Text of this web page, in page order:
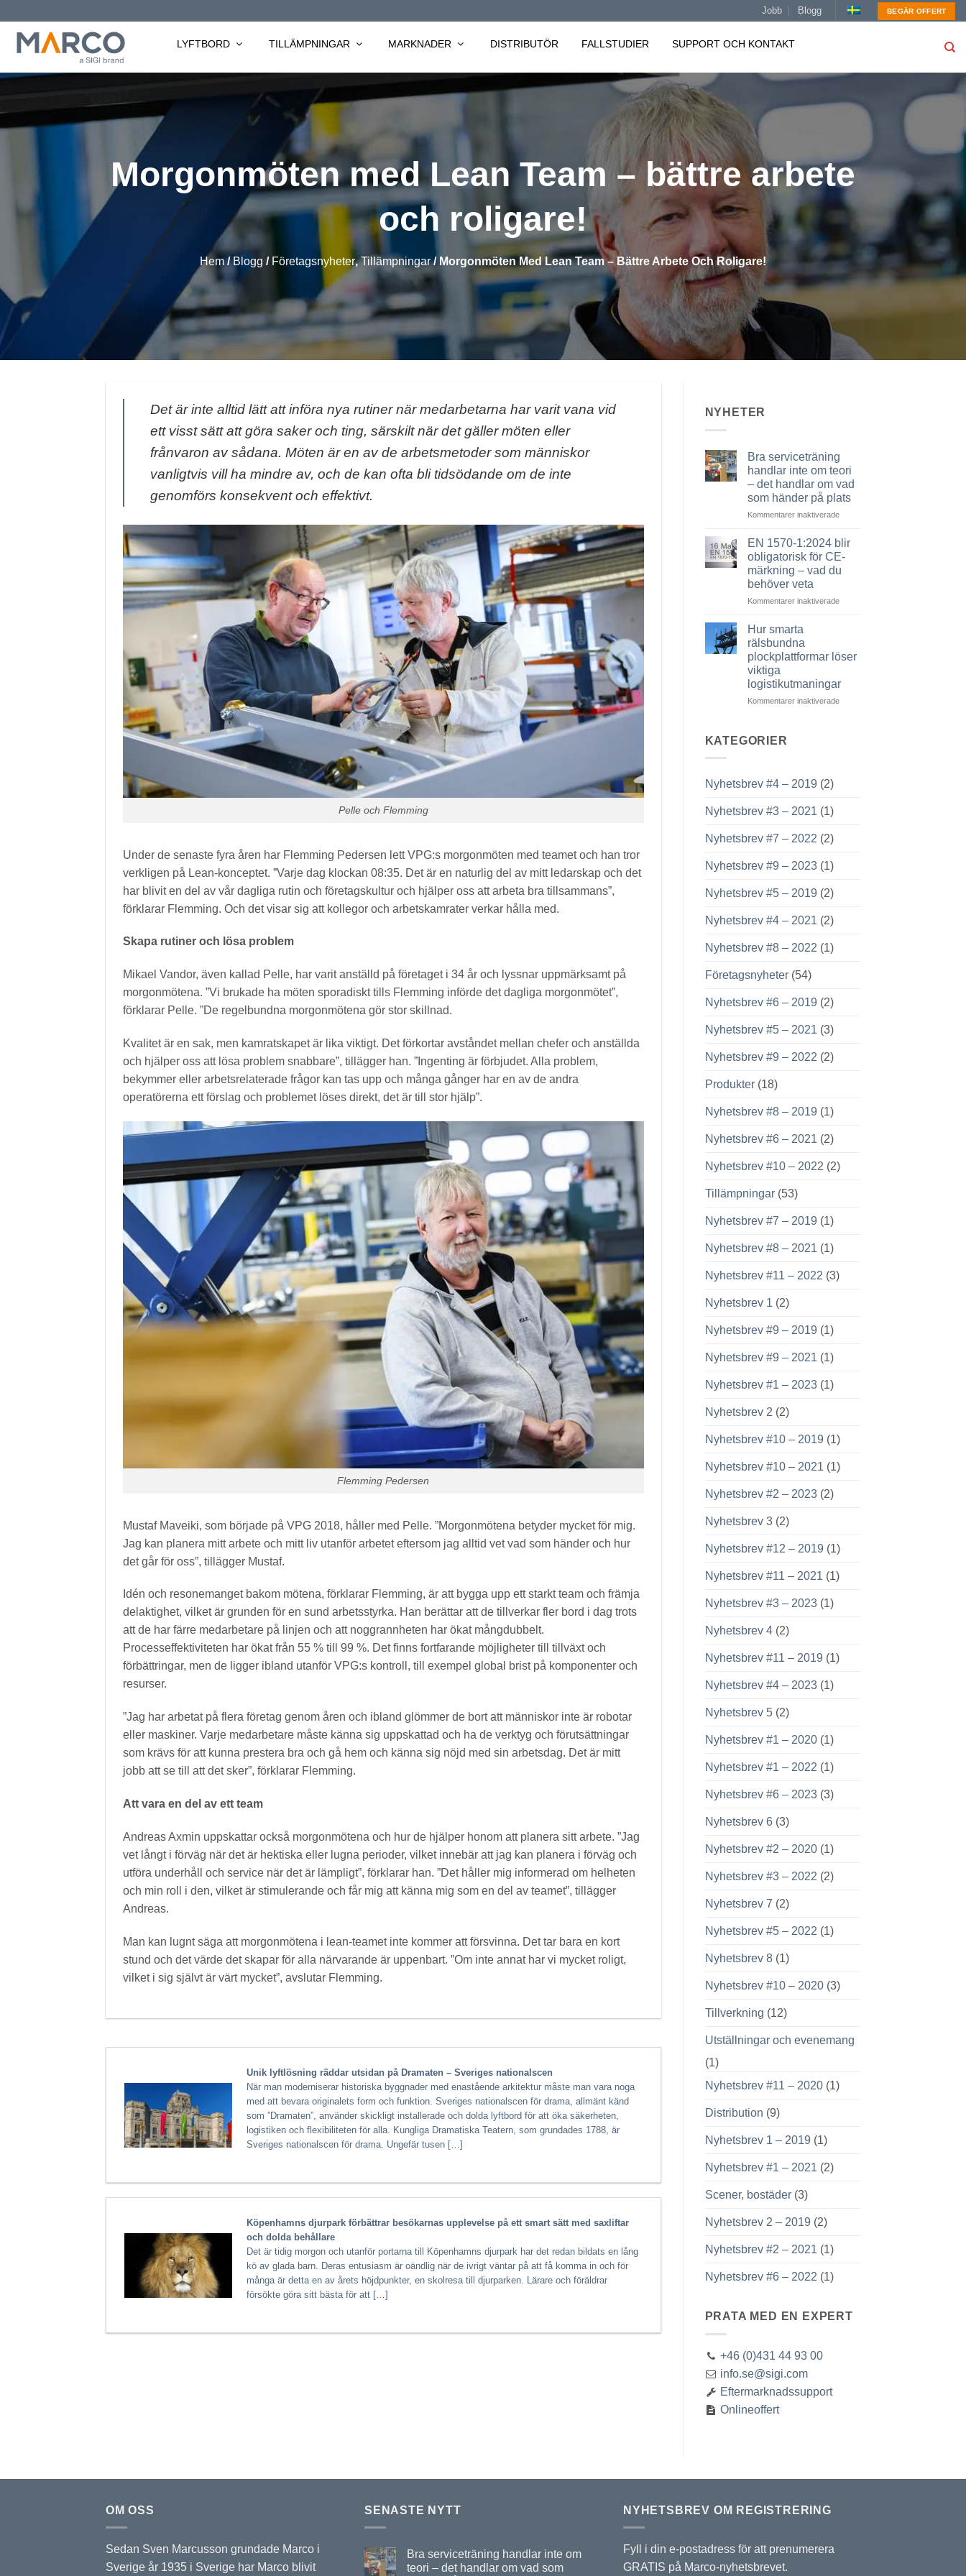
content
Jobb Blogg BEGÄR OFFERT
LYFTBORD TILLÄMPNINGAR MARKNADER DISTRIBUTÖR FALLSTUDIER SUPPORT OCH KONTAKT
Morgonmöten med Lean Team – bättre arbete
och roligare!
Hem/Blogg / Företagsnyheter,Tillämpningar/ Morgonmöten Med Lean Team – Bättre Arbete Och Roligare!
Det är inte alltid lätt att införa nya rutiner när medarbetarna har varit vana vid
ett visst sätt att göra saker och ting, särskilt när det gäller möten eller
frånvaron av sådana. Möten är en av de arbetsmetoder som människor
vanligtvis vill ha mindre av, och de kan ofta bli tidsödande om de inte
genomförs konsekvent och effektivt.
Pelle och Flemming
Under de senaste fyra åren har Flemming Pedersen lett VPG:s morgonmöten med teamet och han tror
verkligen på Lean-konceptet. ”Varje dag klockan 08:35. Det är en naturlig del av mitt ledarskap och det
har blivit en del av vår dagliga rutin och företagskultur och hjälper oss att arbeta bra tillsammans”,
förklarar Flemming. Och det visar sig att kollegor och arbetskamrater verkar hålla med.
Skapa rutiner och lösa problem
Mikael Vandor, även kallad Pelle, har varit anställd på företaget i 34 år och lyssnar uppmärksamt på
morgonmötena. ”Vi brukade ha möten sporadiskt tills Flemming införde det dagliga morgonmötet”,
förklarar Pelle. ”De regelbundna morgonmötena gör stor skillnad.
Kvalitet är en sak, men kamratskapet är lika viktigt. Det förkortar avståndet mellan chefer och anställda
och hjälper oss att lösa problem snabbare”, tillägger han. ”Ingenting är förbjudet. Alla problem,
bekymmer eller arbetsrelaterade frågor kan tas upp och många gånger har en av de andra
operatörerna ett förslag och problemet löses direkt, det är till stor hjälp”.
Flemming Pedersen
Mustaf Maveiki, som började på VPG 2018, håller med Pelle. ”Morgonmötena betyder mycket för mig.
Jag kan planera mitt arbete och mitt liv utanför arbetet eftersom jag alltid vet vad som händer och hur
det går för oss”, tillägger Mustaf.
Idén och resonemanget bakom mötena, förklarar Flemming, är att bygga upp ett starkt team och främja
delaktighet, vilket är grunden för en sund arbetsstyrka. Han berättar att de tillverkar fler bord i dag trots
att de har färre medarbetare på linjen och att noggrannheten har ökat mångdubbelt.
Processeffektiviteten har ökat från 55 % till 99 %. Det finns fortfarande möjligheter till tillväxt och
förbättringar, men de ligger ibland utanför VPG:s kontroll, till exempel global brist på komponenter och
resurser.
”Jag har arbetat på flera företag genom åren och ibland glömmer de bort att människor inte är robotar
eller maskiner. Varje medarbetare måste känna sig uppskattad och ha de verktyg och förutsättningar
som krävs för att kunna prestera bra och gå hem och känna sig nöjd med sin arbetsdag. Det är mitt
jobb att se till att det sker”, förklarar Flemming.
Att vara en del av ett team
Andreas Axmin uppskattar också morgonmötena och hur de hjälper honom att planera sitt arbete. ”Jag
vet långt i förväg när det är hektiska eller lugna perioder, vilket innebär att jag kan planera i förväg och
utföra underhåll och service när det är lämpligt”, förklarar han. ”Det håller mig informerad om helheten
och min roll i den, vilket är stimulerande och får mig att känna mig som en del av teamet”, tillägger
Andreas.
Man kan lugnt säga att morgonmötena i lean-teamet inte kommer att försvinna. Det tar bara en kort
stund och det värde det skapar för alla närvarande är uppenbart. ”Om inte annat har vi mycket roligt,
vilket i sig självt är värt mycket”, avslutar Flemming.
Unik lyftlösning räddar utsidan på Dramaten – Sveriges nationalscen
När man moderniserar historiska byggnader med enastående arkitektur måste man vara noga
med att bevara originalets form och funktion. Sveriges nationalscen för drama, allmänt känd
som ”Dramaten”, använder skickligt installerade och dolda lyftbord för att öka säkerheten,
logistiken och flexibiliteten för alla. Kungliga Dramatiska Teatern, som grundades 1788, är
Sveriges nationalscen för drama. Ungefär tusen […]
Köpenhamns djurpark förbättrar besökarnas upplevelse på ett smart sätt med saxliftar
och dolda behållare
Det är tidig morgon och utanför portarna till Köpenhamns djurpark har det redan bildats en lång
kö av glada barn. Deras entusiasm är oändlig när de ivrigt väntar på att få komma in och för
många är detta en av årets höjdpunkter, en skolresa till djurparken. Lärare och föräldrar
försökte göra sitt bästa för att […]
NYHETER
Bra serviceträning
handlar inte om teori
– det handlar om vad
som händer på plats
Kommentarer inaktiveradeför
serviceträning
handlar
inte
om
–
som
på
EN 1570-1:2024 blir
obligatorisk för CE-
märkning – vad du
behöver veta
Kommentarer inaktiveradeför
obligatorisk
CE-
märkning
Hur smarta
rälsbundna
plockplattformar löser
viktiga
logistikutmaningar
Kommentarer inaktiveradeför
KATEGORIER
Nyhetsbrev #4 – 2019 (2)
Nyhetsbrev #3 – 2021 (1)
Nyhetsbrev #7 – 2022 (2)
Nyhetsbrev #9 – 2023(1)
Nyhetsbrev #5 – 2019 (2)
Nyhetsbrev #4 – 2021 (2)
Nyhetsbrev #8 – 2022 (1)
Företagsnyheter(54)
Nyhetsbrev #6 – 2019 (2)
Nyhetsbrev #5 – 2021 (3)
Nyhetsbrev #9 – 2022 (2)
Produkter(18)
Nyhetsbrev #8 – 2019 (1)
Nyhetsbrev #6 – 2021 (2)
Nyhetsbrev #10 – 2022 (2)
Tillämpningar(53)
Nyhetsbrev #7 – 2019 (1)
Nyhetsbrev #8 – 2021 (1)
Nyhetsbrev #11 – 2022 (3)
Nyhetsbrev 1 (2)
Nyhetsbrev #9 – 2019 (1)
Nyhetsbrev #9 – 2021 (1)
Nyhetsbrev #1 – 2023(1)
Nyhetsbrev 2 (2)
Nyhetsbrev #10 – 2019 (1)
Nyhetsbrev #10 – 2021 (1)
Nyhetsbrev #2 – 2023(2)
Nyhetsbrev 3(2)
Nyhetsbrev #12 – 2019 (1)
Nyhetsbrev #11 – 2021 (1)
Nyhetsbrev #3 – 2023(1)
Nyhetsbrev 4(2)
Nyhetsbrev #11 – 2019 (1)
Nyhetsbrev #4 – 2023(1)
Nyhetsbrev 5(2)
Nyhetsbrev #1 – 2020(1)
Nyhetsbrev #1 – 2022 (1)
Nyhetsbrev #6 – 2023(3)
Nyhetsbrev 6(3)
Nyhetsbrev #2 – 2020(1)
Nyhetsbrev #3 – 2022 (2)
Nyhetsbrev 7 (2)
Nyhetsbrev #5 – 2022 (1)
Nyhetsbrev 8(1)
Nyhetsbrev #10 – 2020(3)
Tillverkning (12)
Utställningar och evenemang
(1)
Nyhetsbrev #11 – 2020(1)
Distribution (9)
Nyhetsbrev 1 – 2019 (1)
Nyhetsbrev #1 – 2021 (2)
Scener, bostäder(3)
Nyhetsbrev 2 – 2019 (2)
Nyhetsbrev #2 – 2021 (1)
Nyhetsbrev #6 – 2022 (1)
PRATA MED EN EXPERT
+46 (0)431 44 93 00
info.se@sigi.com
Eftermarknadssupport
Onlineoffert
OM OSS
Sedan Sven Marcusson grundade Marco i
Sverige år 1935 i Sverige har Marco blivit
SENASTE NYTT
Bra serviceträning handlar inte om
teori – det handlar om vad som
NYHETSBREV OM REGISTRERING
Fyll i din e-postadress för att prenumerera
GRATIS på Marco-nyhetsbrevet.